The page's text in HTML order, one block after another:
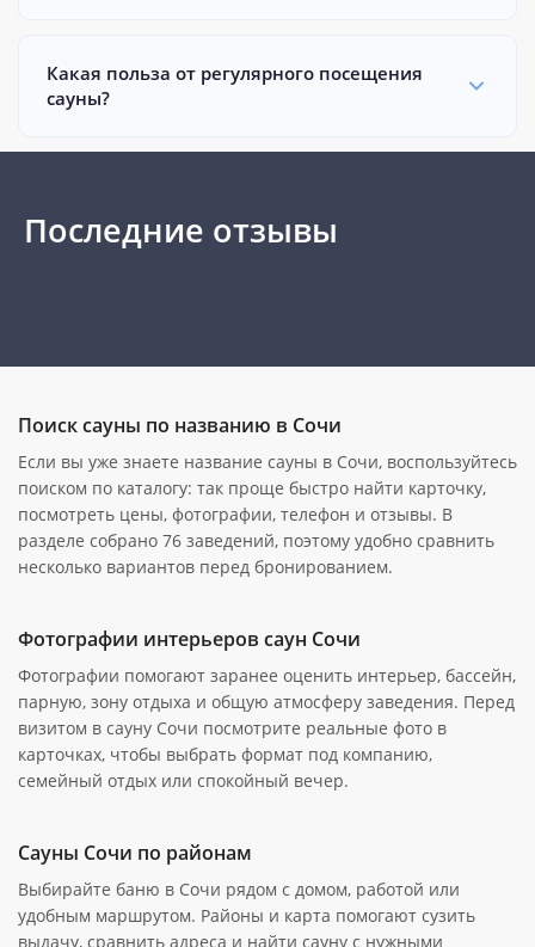
Какая польза от регулярного посещения
сауны?
Последние отзывы
Поиск сауны по названию в Сочи
Если вы уже знаете название сауны в Сочи, воспользуйтесь
поиском по каталогу: так проще быстро найти карточку,
посмотреть цены, фотографии, телефон и отзывы. В
разделе собрано 76 заведений, поэтому удобно сравнить
несколько вариантов перед бронированием.
Фотографии интерьеров саун Сочи
Фотографии помогают заранее оценить интерьер, бассейн,
парную, зону отдыха и общую атмосферу заведения. Перед
визитом в сауну Сочи посмотрите реальные фото в
карточках, чтобы выбрать формат под компанию,
семейный отдых или спокойный вечер.
Сауны Сочи по районам
Выбирайте баню в Сочи рядом с домом, работой или
удобным маршрутом. Районы и карта помогают сузить
выдачу, сравнить адреса и найти сауну с нужными